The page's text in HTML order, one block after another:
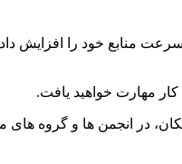
منابع خود را افزایش
مهارت خواهید یافت.
در انجمن‌ ها و گروه‌ های